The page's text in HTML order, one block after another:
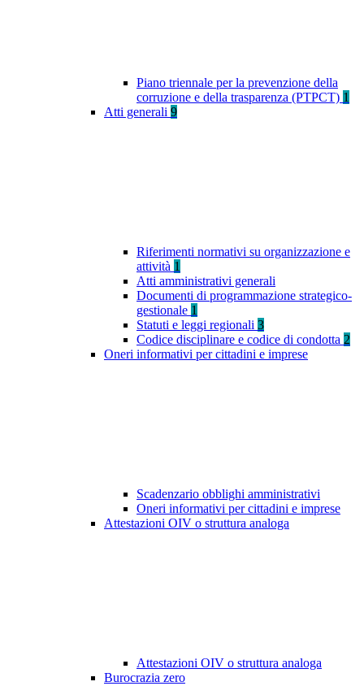
Piano triennale per la prevenzione della
corruzione e della trasparenza (PTPCT) 1
Atti generali 9
Riferimenti normativi su organizzazione e
attività 1
Atti amministrativi generali
Documenti di programmazione strategico-
gestionale 1
Statuti e leggi regionali 3
Codice disciplinare e codice di condotta 2
Oneri informativi per cittadini e imprese
Scadenzario obblighi amministrativi
Oneri informativi per cittadini e imprese
Attestazioni OIV o struttura analoga
Attestazioni OIV o struttura analoga
Burocrazia zero